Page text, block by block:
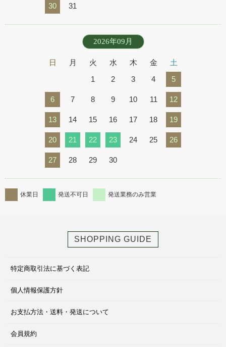
30 31
2026年09月
日 月 火 水 木 金
土
1
2 3 4 5
6 7 8 9 10 11 12
13 14 15 16 17 18 19
20 21 22 23 24 25 26
27 28 29 30
休業日 発送不可日 発送業務のみ営業
SHOPPING GUIDE
特定商取引法に基づく表記
個人情報保護方針
お支払方法・送料・発送について
会員規約